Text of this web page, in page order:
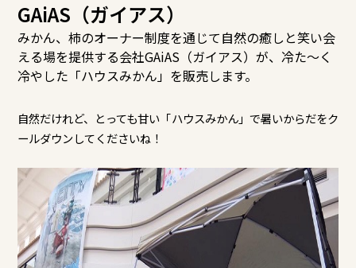
GAiAS（ガイアス）
みかん、柿のオーナー制度を通じて自然の癒しと笑い会
える場を提供する会社GAiAS（ガイアス）が、冷た～く
冷やした「ハウスみかん」を販売します。
自然だけれど、とっても甘い「ハウスみかん」で暑いからだをク
ールダウンしてくださいね！